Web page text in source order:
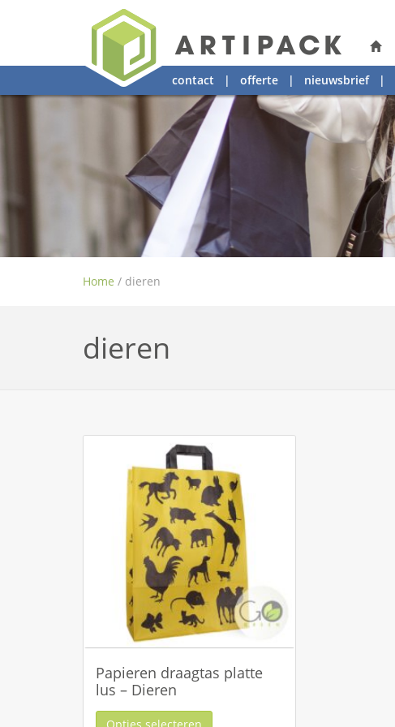
contact | offerte | nieuwsbrief|
Home / dieren
dieren
Papieren draagtas platte
lus – Dieren
Opties selecteren